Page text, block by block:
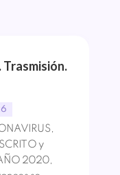
Trasmisión.
y
2020,